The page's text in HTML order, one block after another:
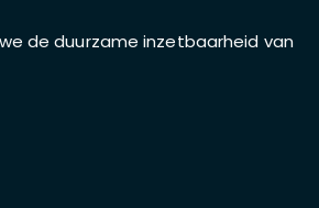
de duurzame inzetbaarheid van